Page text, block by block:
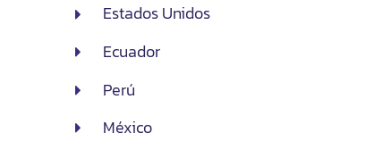
Estados Unidos
Ecuador
Perú
México